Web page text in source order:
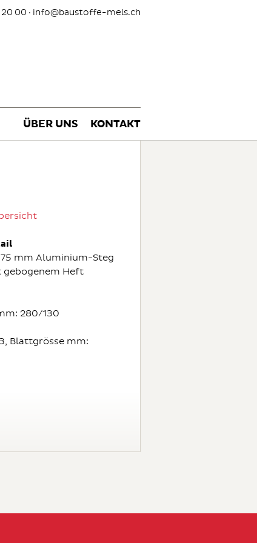
00 · info@baustoffe-mels.ch
ÜBER UNS KONTAKT
mm Aluminium-Steg
gebogenem Heft
280/130
Blattgrösse mm: